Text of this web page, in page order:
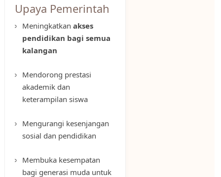
Upaya Pemerintah
Meningkatkan akses
pendidikan bagi semua
kalangan
Mendorong prestasi
akademik dan
keterampilan siswa
Mengurangi kesenjangan
sosial dan pendidikan
Membuka kesempatan
bagi generasi muda untuk